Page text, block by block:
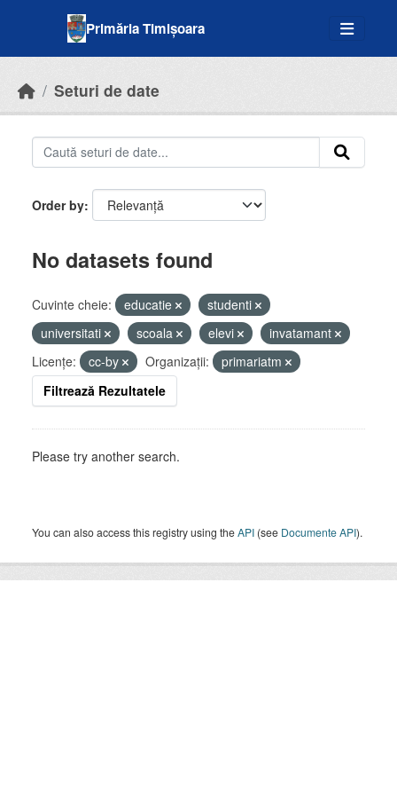
Primăria Timișoara
Seturi de date
Order by
No datasets found
Cuvinte cheie: educatie
studenti
universitati
scoala elevi
invatamant
Licenţe:
cc-by Organizații:
primariatm
Filtrează Rezultatele
Please try another search.
You can also access this registry using theAPI (see Documente API).